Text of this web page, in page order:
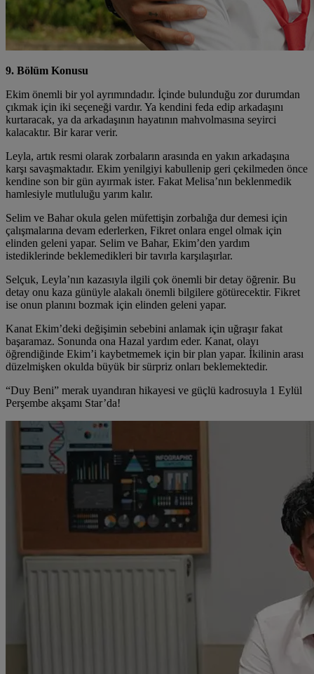
9. Bölüm Konusu
Ekim önemli bir yol ayrımındadır. İçinde bulunduğu zor durumdan
çıkmak için iki seçeneği vardır. Ya kendini feda edip arkadaşını
kurtaracak, ya da arkadaşının hayatının mahvolmasına seyirci
kalacaktır. Bir karar verir.
Leyla, artık resmi olarak zorbaların arasında en yakın arkadaşına
karşı savaşmaktadır. Ekim yenilgiyi kabullenip geri çekilmeden önce
kendine son bir gün ayırmak ister. Fakat Melisa’nın beklenmedik
hamlesiyle mutluluğu yarım kalır.
Selim ve Bahar okula gelen müfettişin zorbalığa dur demesi için
çalışmalarına devam ederlerken, Fikret onlara engel olmak için
elinden geleni yapar. Selim ve Bahar, Ekim’den yardım
istediklerinde beklemedikleri bir tavırla karşılaşırlar.
Selçuk, Leyla’nın kazasıyla ilgili çok önemli bir detay öğrenir. Bu
detay onu kaza günüyle alakalı önemli bilgilere götürecektir. Fikret
ise onun planını bozmak için elinden geleni yapar.
Kanat Ekim’deki değişimin sebebini anlamak için uğraşır fakat
başaramaz. Sonunda ona Hazal yardım eder. Kanat, olayı
öğrendiğinde Ekim’i kaybetmemek için bir plan yapar. İkilinin arası
düzelmişken okulda büyük bir sürpriz onları beklemektedir.
“Duy Beni” merak uyandıran hikayesi ve güçlü kadrosuyla 1 Eylül
Perşembe akşamı Star’da!